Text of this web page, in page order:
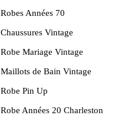
produit
Robes Années 70
Chaussures Vintage
Robe Mariage Vintage
Maillots de Bain Vintage
Robe Pin Up
Robe Années 20 Charleston